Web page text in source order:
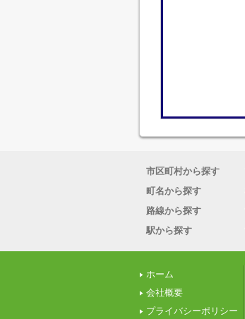
市区町村から探す
町名から探す
路線から探す
駅から探す
ホーム
会社概要
プライバシーポリシー